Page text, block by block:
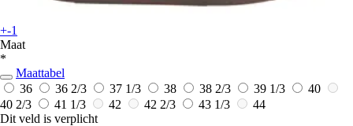
+-1
Maat
*
Maattabel
36
36 2/3 37 1/3 38 38 2/3 39 1/3
40
40 2/3
41 1/3 42 42 2/3 43 1/3
44
Dit veld is verplicht